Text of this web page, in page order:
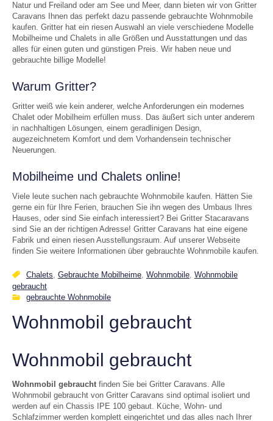
Natur und Freiland oder am See und Meer, dann bieten wir von Gritter
Caravans Ihnen das perfekt dazu passende gebrauchte Wohnmobile
kaufen. Gritter hat ein riesen Auswahl an viele verschiedene Modelle
Mobilheime und Chalets in alle Größen und Ausstattungen und das
alles für einen guten und günstigen Preis. Wir haben neue und
gebrauchte billige Modelle!
Warum Gritter?
Gritter weiß wie kein anderer, welche Anforderungen ein modernes
Chalet oder Mobilheim erfüllen muss. Das äußert sich unter anderem
in nachhaltigen Lösungen, einem geradlinigen Design,
augezeichnetem Komfort und dem Vorhandensein technischer
Neuerungen.
Mobilheime und Chalets online!
Viele leute suchen nach gebrauchte Wohnmobile kaufen. Hätten Sie
gerne ein für Ihre Ferien, brauchen Sie ihn wegen des Umbaus Ihres
Hauses, oder sind Sie einfach interessiert? Bei Gritter Stacaravans
sind Sie an der richtigen Adresse! Gritter Caravans hat eine eigene
Fabrik und einen riesen Ausstellungsraum. Auf unserer Webseite
finden Sie weitere Informationen über gebrauchte Wohnmobile kaufen.
Chalets Gebrauchte Mobilheime Wohnmobile Wohnmobile
gebraucht
gebrauchte Wohnmobile
Wohnmobil gebraucht
Wohnmobil gebraucht
Wohnmobil gebraucht finden Sie bei Gritter Caravans. Alle
Wohnmobil gebraucht von Gritter Caravans sind optimal isoliert und
werden auf ein Chassis IPE 100 gebaut. Küche, Wohn- und
Schlafzimmer werden komplett eingerichtet und das alles nach Ihrer